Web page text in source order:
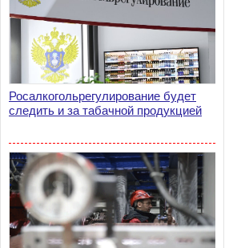
Росалкогольрегулирование будет
следить и за табачной продукцией